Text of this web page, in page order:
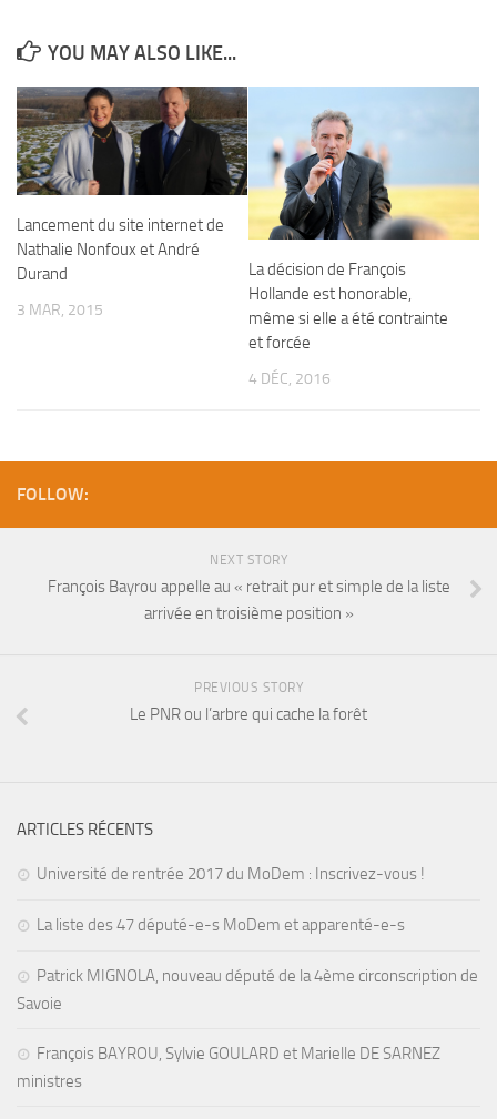
YOU MAY ALSO LIKE...
Lancement du site internet de
Nathalie Nonfoux et André
Durand
3 MAR, 2015
La décision de François
Hollande est honorable,
même si elle a été contrainte
et forcée
4 DÉC, 2016
FOLLOW:
NEXT STORY
François Bayrou appelle au « retrait pur et simple de la liste
arrivée en troisième position »
PREVIOUS STORY
Le PNR ou l’arbre qui cache la forêt
ARTICLES RÉCENTS
Université de rentrée 2017 du MoDem : Inscrivez-vous !
La liste des 47 député-e-s MoDem et apparenté-e-s
Patrick MIGNOLA, nouveau député de la 4ème circonscription de
Savoie
François BAYROU, Sylvie GOULARD et Marielle DE SARNEZ
ministres